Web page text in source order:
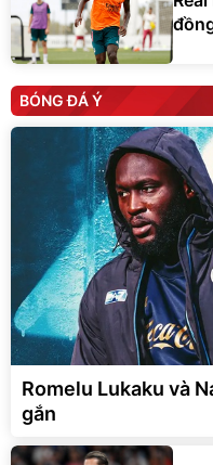
BÓNG ĐÁ Ý
Romelu Lukaku và
gắn